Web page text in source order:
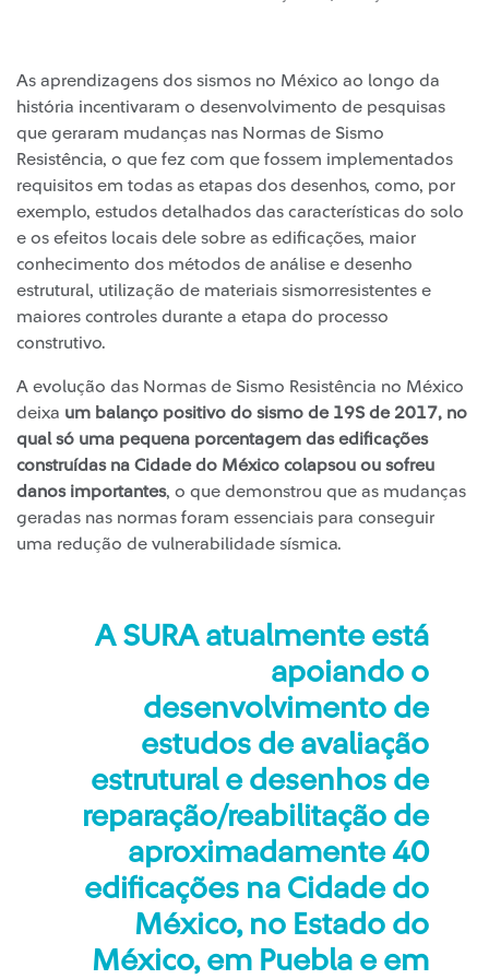
As aprendizagens dos sismos no México ao longo da
história incentivaram o desenvolvimento de pesquisas
que geraram mudanças nas Normas de Sismo
Resistência, o que fez com que fossem implementados
requisitos em todas as etapas dos desenhos, como, por
exemplo, estudos detalhados das características do solo
e os efeitos locais dele sobre as edificações, maior
conhecimento dos métodos de análise e desenho
estrutural, utilização de materiais sismorresistentes e
maiores controles durante a etapa do processo
construtivo.
A evolução das Normas de Sismo Resistência no México
deixa um balanço positivo do sismo de 19S de 2017, no
qual só uma pequena porcentagem das edificações
construídas na Cidade do México colapsou ou sofreu
danos importantes, o que demonstrou que as mudanças
geradas nas normas foram essenciais para conseguir
uma redução de vulnerabilidade sísmica.
A SURA atualmente está
apoiando o
desenvolvimento de
estudos de avaliação
estrutural e desenhos de
reparação/reabilitação de
aproximadamente 40
edificações na Cidade do
México, no Estado do
México, em Puebla e em